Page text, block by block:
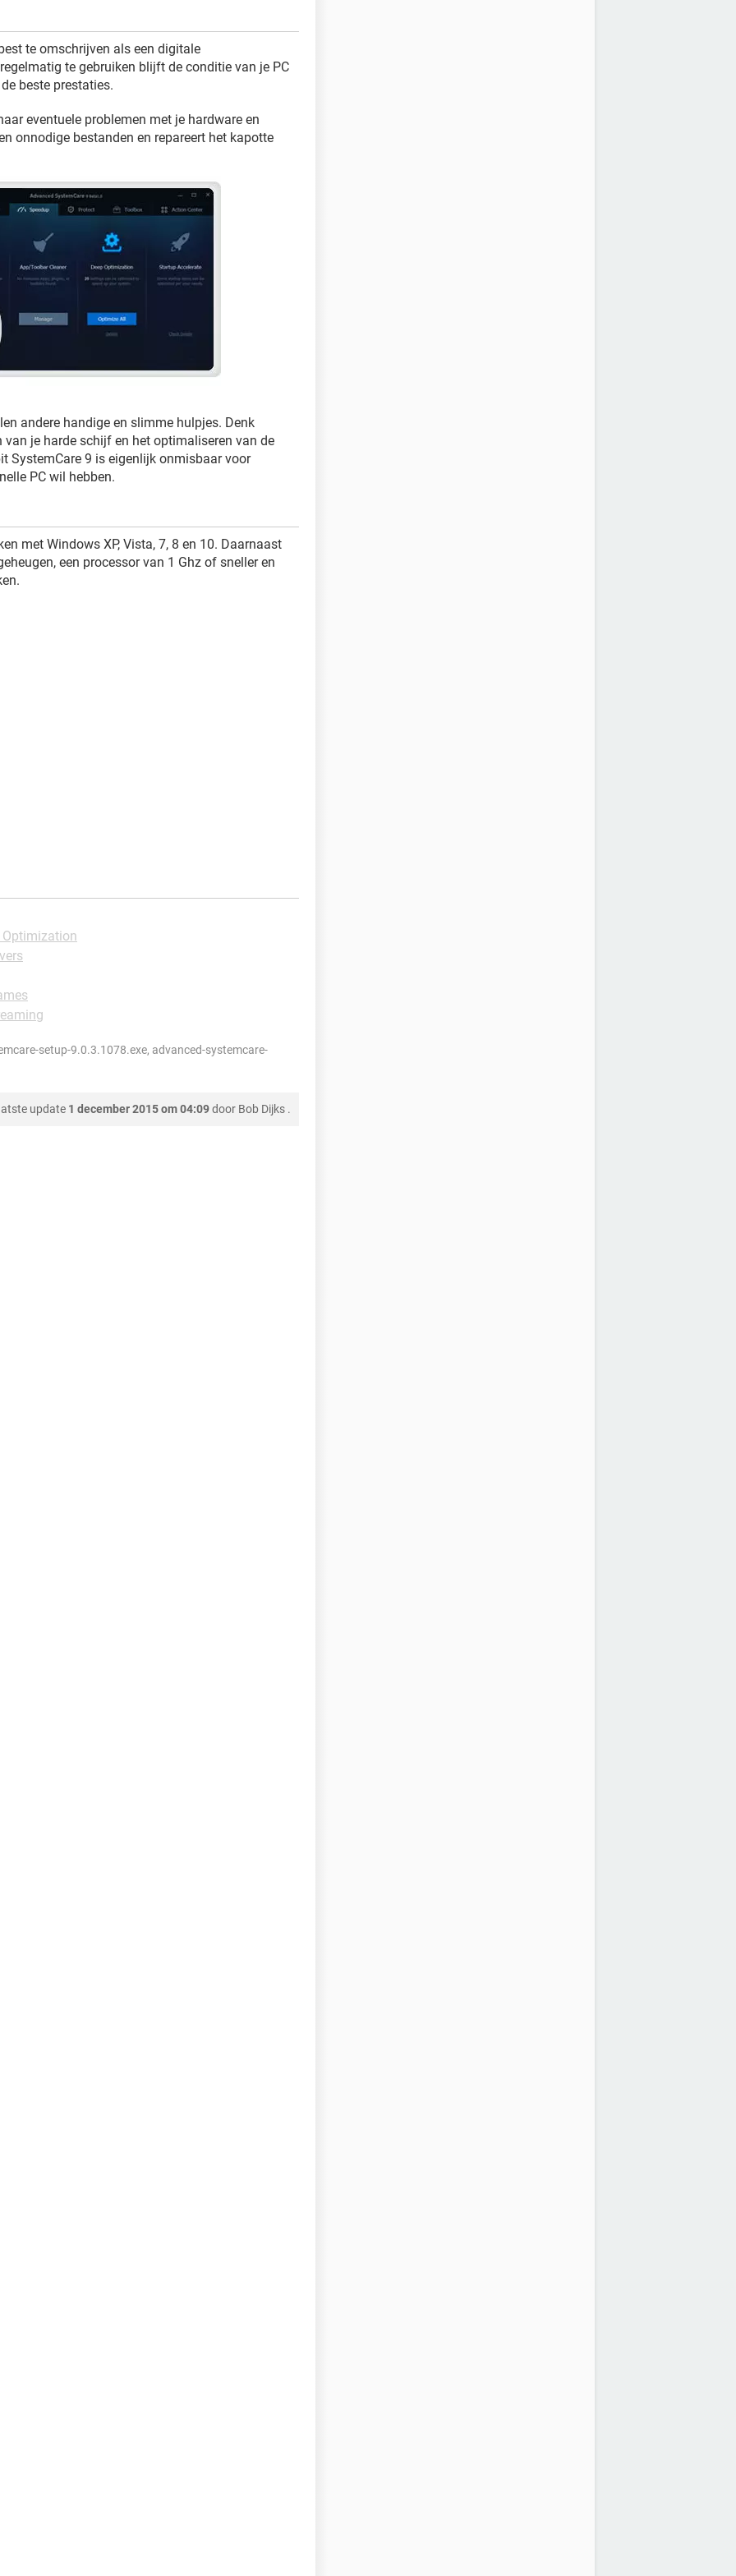
te omschrijven als een digitale
te gebruiken blijft de conditie van je PC
beste prestaties.
eventuele problemen met je hardware en
onnodige bestanden en repareert het kapotte
andere handige en slimme hulpjes. Denk
je harde schijf en het optimaliseren van de
SystemCare 9 is eigenlijk onmisbaar voor
PC wil hebben.
met Windows XP, Vista, 7, 8 en 10. Daarnaast
een processor van 1 Ghz of sneller en
setup-9.0.3.1078.exe, advanced-systemcare-
update 1 december 2015 om 04:09door Bob Dijks .